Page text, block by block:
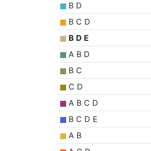
B D
B C D
B D E
A B D
B C
C D
A B C D
B C D E
A B